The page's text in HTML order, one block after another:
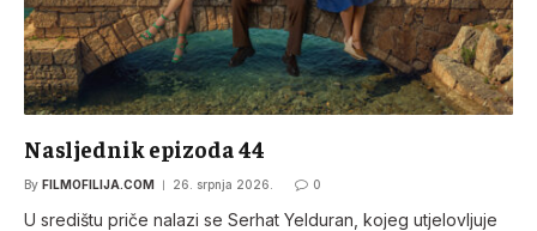
Nasljednik epizoda 44
By FILMOFILIJA.COM 26. srpnja 2026. 0
U središtu priče nalazi se Serhat Yelduran, kojeg utjelovljuje